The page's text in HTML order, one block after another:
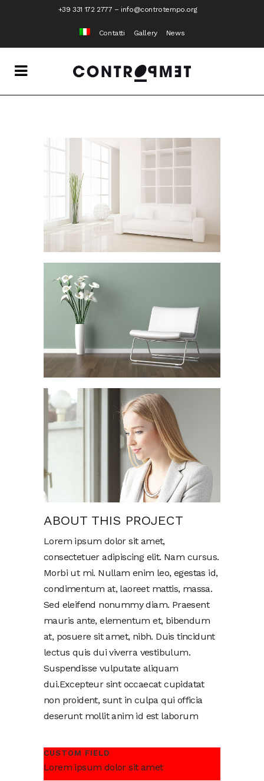
+39 331 172 2777 – info@controtempo.org
Contatti Gallery News
ABOUT THIS PROJECT
Lorem ipsum dolor sit amet,
consectetuer adipiscing elit. Nam cursus.
Morbi ut mi. Nullam enim leo, egestas id,
condimentum at, laoreet mattis, massa.
Sed eleifend nonummy diam. Praesent
mauris ante, elementum et, bibendum
at, posuere sit amet, nibh. Duis tincidunt
lectus quis dui viverra vestibulum.
Suspendisse vulputate aliquam
dui.Excepteur sint occaecat cupidatat
non proident, sunt in culpa qui officia
deserunt mollit anim id est laborum
CUSTOM FIELD
Lorem ipsum dolor sit amet